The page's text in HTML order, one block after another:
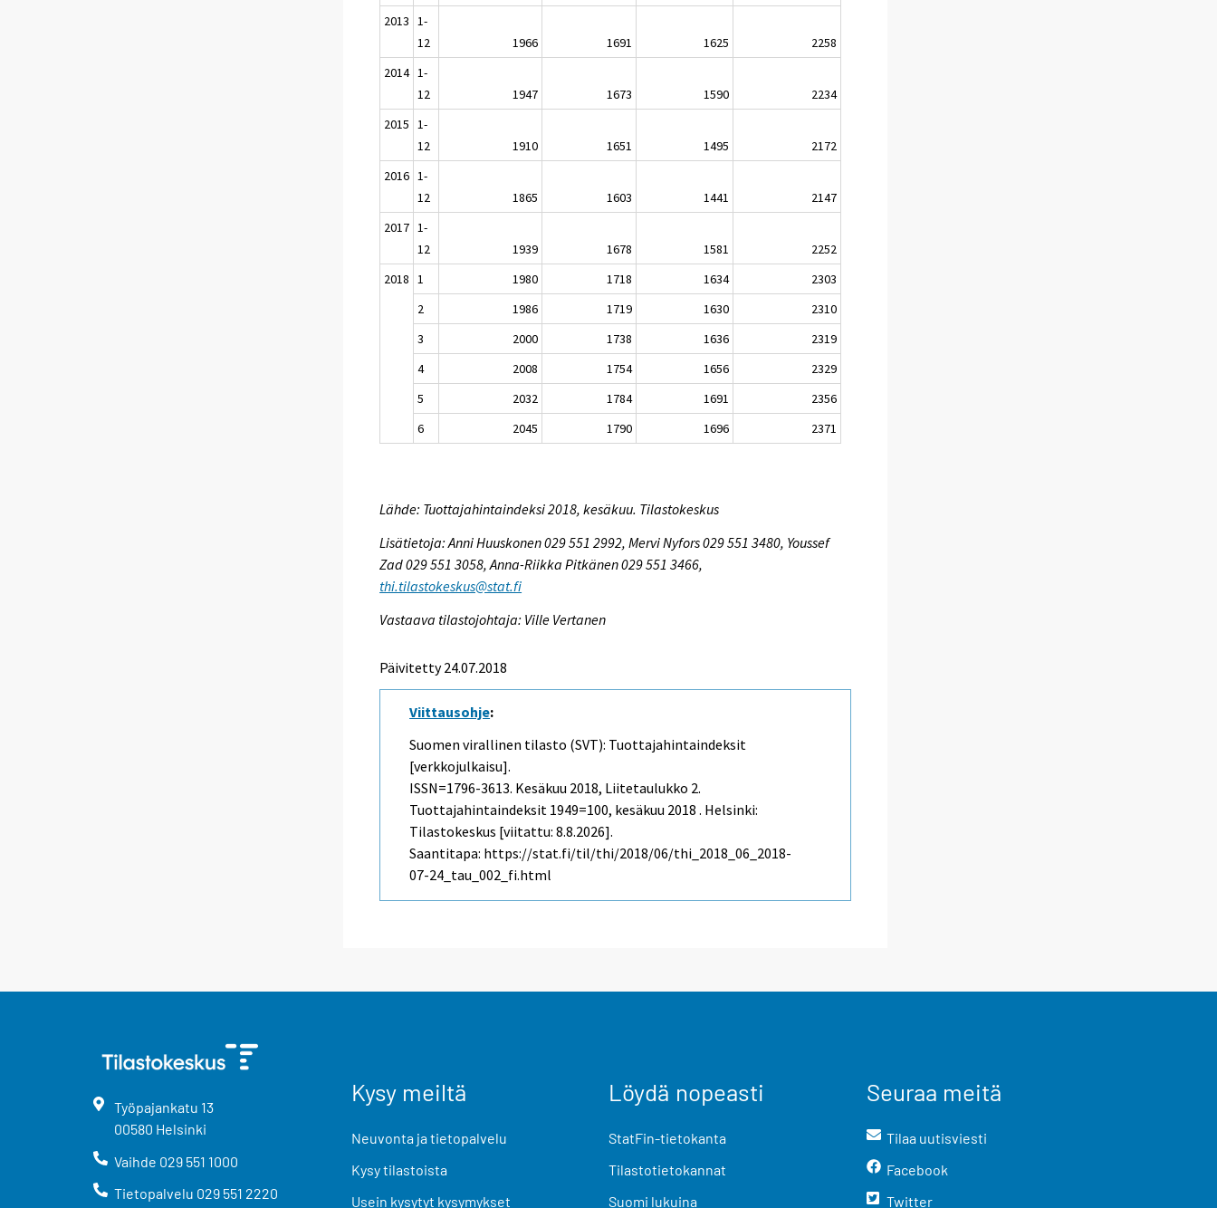
2013 1-
12
1966 1691 1625
2258
2014 1-
12
1947 1673 1590
2234
2015 1-
12
1910 1651 1495
2172
2016 1-
12
1865 1603 1441
2147
2017 1-
12
1939 1678 1581
2252
2018 1 1980 1718 1634
2303
2
1986 1719 1630
2310
3
2000 1738 1636
2319
4
2008 1754 1656
2329
5
2032 1784 1691
2356
6
2045 1790 1696 2371
Lähde: Tuottajahintaindeksi 2018, kesäkuu. Tilastokeskus
Lisätietoja: Anni Huuskonen 029 551 2992, Mervi Nyfors 029 551 3480, Youssef
Zad 029 551 3058, Anna-Riikka Pitkänen 029 551 3466,
thi.tilastokeskus@stat.fi
Vastaava tilastojohtaja: Ville Vertanen
Päivitetty 24.07.2018
Viittausohje:
Suomen virallinen tilasto (SVT): Tuottajahintaindeksit
[verkkojulkaisu].
ISSN=1796-3613. Kesäkuu 2018, Liitetaulukko 2.
Tuottajahintaindeksit 1949=100, kesäkuu 2018 . Helsinki:
Tilastokeskus [viitattu: 8.8.2026].
Saantitapa: https://stat.fi/til/thi/2018/06/thi_2018_06_2018-
07-24_tau_002_fi.html
Työpajankatu 13
00580 Helsinki
Vaihde 029 551 1000
Tietopalvelu 029 551 2220
Kysy meiltä
Neuvonta ja tietopalvelu
Kysy tilastoista
Usein kysytyt kysymykset
Löydä nopeasti
StatFin-tietokanta
Tilastotietokannat
Suomi lukuina
Seuraa meitä
Tilaa uutisviesti
Facebook
Twitter